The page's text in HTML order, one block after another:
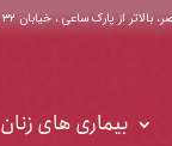
ساعی ، خیابان ۳۲ ، ساختمان یاس، طبقه ۳، واحد ۳۰۱
بیماری های زنان